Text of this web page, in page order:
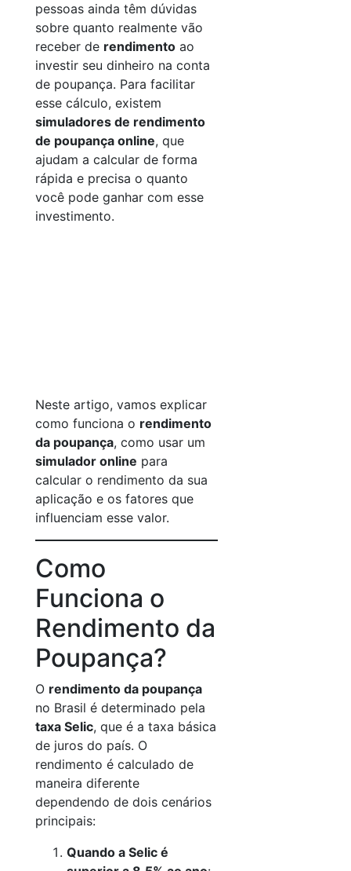
pessoas ainda têm dúvidas
sobre quanto realmente vão
receber de rendimento ao
investir seu dinheiro na conta
de poupança. Para facilitar
esse cálculo, existem
simuladores de rendimento
de poupança online, que
ajudam a calcular de forma
rápida e precisa o quanto
você pode ganhar com esse
investimento.
Neste artigo, vamos explicar
como funciona o rendimento
da poupança, como usar um
simulador online para
calcular o rendimento da sua
aplicação e os fatores que
influenciam esse valor.
Como
Funciona o
Rendimento da
Poupança?
O rendimento da poupança
no Brasil é determinado pela
taxa Selic, que é a taxa básica
de juros do país. O
rendimento é calculado de
maneira diferente
dependendo de dois cenários
principais:
Quando a Selic é